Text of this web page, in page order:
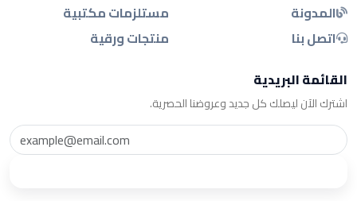
المدونة
اتصل بنا
مستلزمات مكتبية
منتجات ورقية
القائمة البريدية
اشترك الآن ليصلك كل جديد وعروضنا الحصرية.